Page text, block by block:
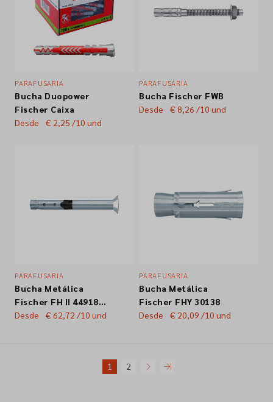
PARAFUSARIA
Bucha Duopower
Fischer Caixa
Desde
€ 2,25 /10 und
PARAFUSARIA
Bucha Fischer FWB
Desde
€ 8,26 /10 und
PARAFUSARIA
Bucha Metálica
Fischer FH II 44918
12/25
Desde € 62,72 /10 und
PARAFUSARIA
Bucha Metálica
Fischer FHY 30138
Desde
€ 20,09 /10 und
1 2